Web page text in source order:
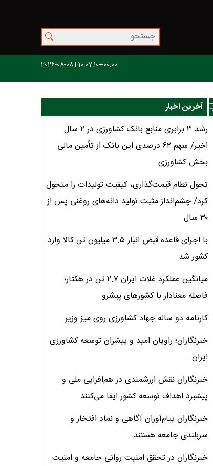
2026-08-08T10:07:10+00:00
آخرین اخبار
رشد ۳ برابری منابع بانک کشاورزی در ۲ سال
اخیر/ سهم ۶۲ درصدی این بانک از تأمین مالی
بخش کشاورزی
تحول نظام قیمت‌گذاری، کیفیت تولیدات را متحول
کرد/ چشم‌انداز مثبت تولید دانه‌های روغنی پس از
۳۰ سال
با اجرای قاعده قبض انبار ۳.۵ میلیون تن کالا وارد
کشور شد
میانگین عملکرد غلات ایران ۲.۷ تن در هکتار؛
فاصله معنادار با کشورهای پیشرو
کارنامه دو ساله جهاد کشاورزی روی میز وزیر
خبرنگاران؛ راویان امید و پیشران توسعه کشاورزی
ایران
خبرنگاران نقش ارزشمندی در هم‌افزایی ملی و
پیشبرد اهداف توسعه کشور ایفا می‌کنند
خبرنگاران پیام‌آوران آگاهى و نماد افتخار و
سربلندى جامعه هستند
خبرنگاران در تحقق امنیت روانی جامعه و امنیت